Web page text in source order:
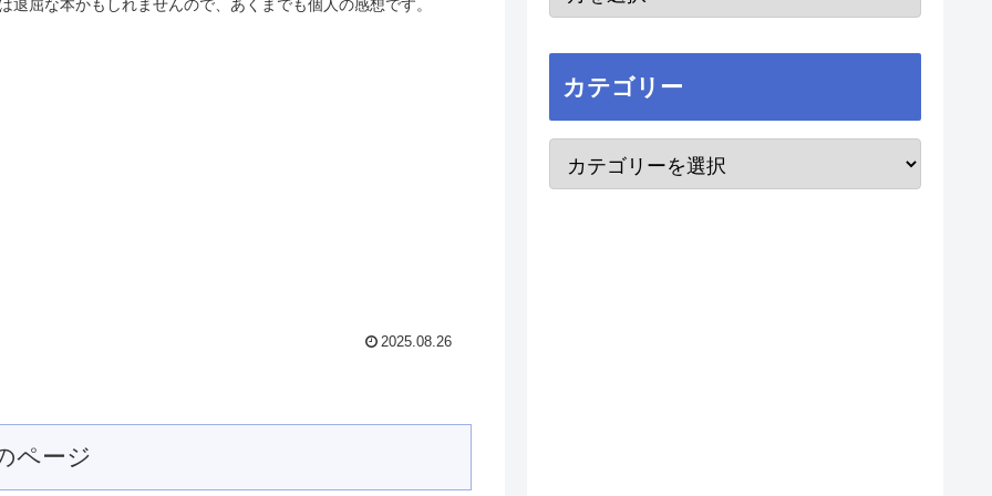
退屈な本かもしれませんので、あくまでも個人の感想です。
2025.08.26
ページ
カテゴリー